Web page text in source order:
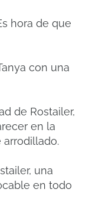
hora de que
con una
de Rostailer,
en la
una
en todo